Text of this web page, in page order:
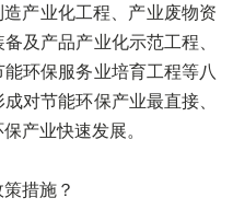
产业化工程、产业废物资
及产品产业化示范工程、
环保服务业培育工程等八
对节能环保产业最直接、
产业快速发展。
措施？